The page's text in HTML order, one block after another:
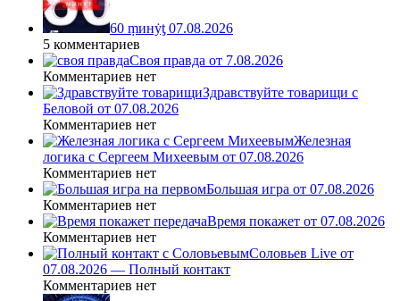
60 ṃинẏƫ 07.08.2026
5 комментариев
Своя правда от 7.08.2026
Комментариев нет
Здравствуйте товарищи с
Беловой от 07.08.2026
Комментариев нет
Железная
логика с Сергеем Михеевым от 07.08.2026
Комментариев нет
Большая игра от 07.08.2026
Комментариев нет
Время покажет от 07.08.2026
Комментариев нет
Соловьев Live от
07.08.2026 — Полный контакт
Комментариев нет